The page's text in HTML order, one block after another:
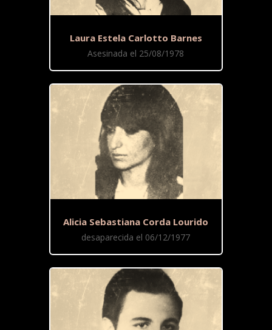
Laura Estela Carlotto Barnes
Asesinada el 25/08/1978
Alicia Sebastiana Corda Lourido
desaparecida el 06/12/1977